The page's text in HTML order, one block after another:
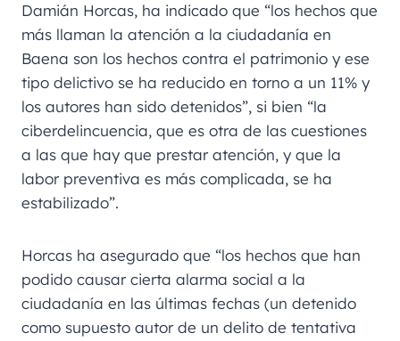
Damián Horcas, ha indicado que “los hechos que
más llaman la atención a la ciudadanía en
Baena son los hechos contra el patrimonio y ese
tipo delictivo se ha reducido en torno a un 11% y
los autores han sido detenidos”, si bien “la
ciberdelincuencia, que es otra de las cuestiones
a las que hay que prestar atención, y que la
labor preventiva es más complicada, se ha
estabilizado”.
Horcas ha asegurado que “los hechos que han
podido causar cierta alarma social a la
ciudadanía en las últimas fechas (un detenido
como supuesto autor de un delito de tentativa